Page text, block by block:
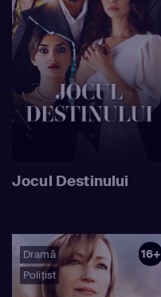
Jocul Destinului
Dramă
Polițist
16+